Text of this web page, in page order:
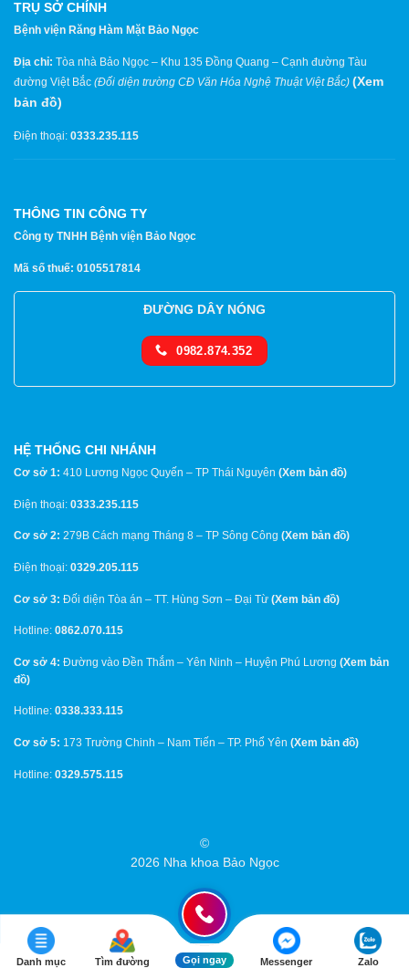
TRỤ SỞ CHÍNH
Bệnh viện Răng Hàm Mặt Bảo Ngọc
Địa chỉ: Tòa nhà Bảo Ngọc – Khu 135 Đồng Quang – Cạnh đường Tàu
đường Việt Bắc (Đối diện trường CĐ Văn Hóa Nghệ Thuật Việt Bắc) (Xem
bản đồ)
Điện thoại: 0333.235.115
THÔNG TIN CÔNG TY
Công ty TNHH Bệnh viện Bảo Ngọc
Mã số thuế: 0105517814
ĐƯỜNG DÂY NÓNG
0982.874.352
HỆ THỐNG CHI NHÁNH
Cơ sở 1: 410 Lương Ngọc Quyến – TP Thái Nguyên (Xem bản đồ)
Điện thoại: 0333.235.115
Cơ sở 2: 279B Cách mạng Tháng 8 – TP Sông Công (Xem bản đồ)
Điện thoại: 0329.205.115
Cơ sở 3: Đối diện Tòa án – TT. Hùng Sơn – Đại Từ (Xem bản đồ)
Hotline: 0862.070.115
Cơ sở 4: Đường vào Đền Thắm – Yên Ninh – Huyện Phú Lương (Xem bản
đồ)
Hotline: 0338.333.115
Cơ sở 5: 173 Trường Chinh – Nam Tiến – TP. Phổ Yên (Xem bản đồ)
Hotline: 0329.575.115
©
2026 Nha khoa Bảo Ngọc
Bản quyền 2026 © Nha Khoa Bảo Ngọc
Danh mục Tìm đường Gọi ngay Messenger Zalo